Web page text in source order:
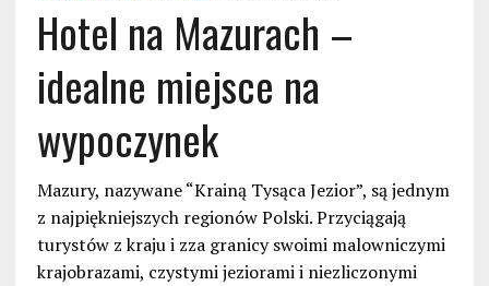
Hotel na Mazurach –
idealne miejsce na
wypoczynek
Mazury, nazywane “Krainą Tysąca Jezior”, są jednym
z najpiękniejszych regionów Polski. Przyciągają
turystów z kraju i zza granicy swoimi malowniczymi
krajobrazami, czystymi jeziorami i niezliczonymi